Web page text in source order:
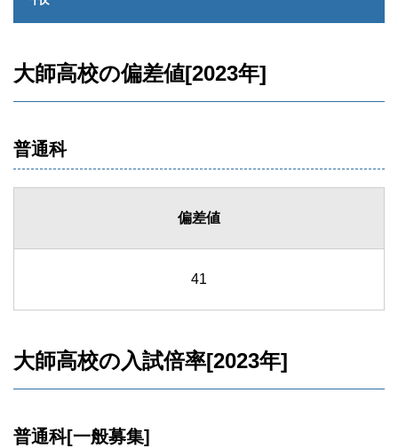
大師高校の偏差値[2023年]
普通科
偏差値
41
大師高校の入試倍率[2023年]
普通科[一般募集]